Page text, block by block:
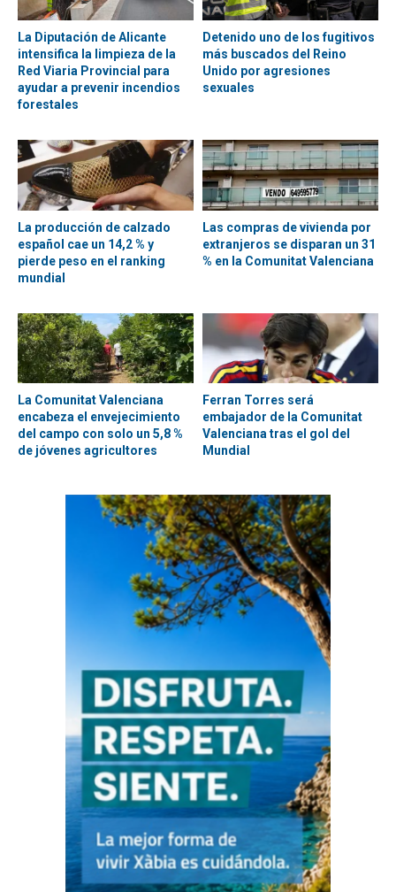
La Diputación de Alicante
intensifica la limpieza de la
Red Viaria Provincial para
ayudar a prevenir incendios
forestales
Detenido uno de los fugitivos
más buscados del Reino
Unido por agresiones
sexuales
La producción de calzado
español cae un 14,2 % y
pierde peso en el ranking
mundial
Las compras de vivienda por
extranjeros se disparan un 31
% en la Comunitat Valenciana
La Comunitat Valenciana
encabeza el envejecimiento
del campo con solo un 5,8 %
de jóvenes agricultores
Ferran Torres será
embajador de la Comunitat
Valenciana tras el gol del
Mundial